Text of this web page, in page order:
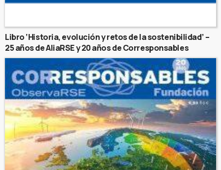
Libro ‘Historia, evolución y retos de la sostenibilidad’ –
25 años de AliaRSE y 20 años de Corresponsables